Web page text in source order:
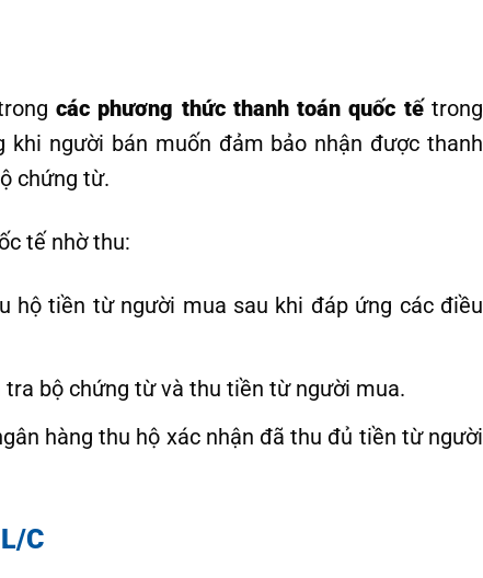
các phương thức thanh toán quốc tếtrong
người bán muốn đảm bảo nhận được thanh
chứng từ.
tế nhờ thu:
hộ tiền từ người mua sau khi đáp ứng các điều
bộ chứng từ và thu tiền từ người mua.
hàng thu hộ xác nhận đã thu đủ tiền từ người
C